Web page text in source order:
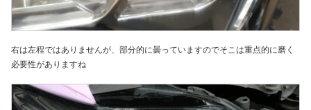
右は左程ではありませんが、部分的に曇っていますのでそこは重点的に磨く
必要性がありますね